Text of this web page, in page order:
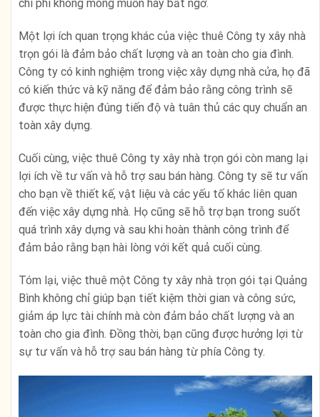
chi phí không mong muốn hay bất ngờ.
Một lợi ích quan trọng khác của việc thuê Công ty xây nhà
trọn gói là đảm bảo chất lượng và an toàn cho gia đình.
Công ty có kinh nghiệm trong việc xây dựng nhà cửa, họ đã
có kiến thức và kỹ năng để đảm bảo rằng công trình sẽ
được thực hiện đúng tiến độ và tuân thủ các quy chuẩn an
toàn xây dựng.
Cuối cùng, việc thuê Công ty xây nhà trọn gói còn mang lại
lợi ích về tư vấn và hỗ trợ sau bán hàng. Công ty sẽ tư vấn
cho bạn về thiết kế, vật liệu và các yếu tố khác liên quan
đến việc xây dựng nhà. Họ cũng sẽ hỗ trợ bạn trong suốt
quá trình xây dựng và sau khi hoàn thành công trình để
đảm bảo rằng bạn hài lòng với kết quả cuối cùng.
Tóm lại, việc thuê một Công ty xây nhà trọn gói tại Quảng
Bình không chỉ giúp bạn tiết kiệm thời gian và công sức,
giảm áp lực tài chính mà còn đảm bảo chất lượng và an
toàn cho gia đình. Đồng thời, bạn cũng được hưởng lợi từ
sự tư vấn và hỗ trợ sau bán hàng từ phía Công ty.